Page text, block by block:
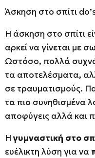
Άσκηση στο σπίτι
Η άσκηση στο σπίτι
αρκεί να γίνεται με
Ωστόσο, πολλά
τα αποτελέσματα,
σε τραυματισμούς.
τα πιο συνηθισμένα
αποφύγεις αλλά και
Ηγυμναστική στο
ευέλικτη λύση για να